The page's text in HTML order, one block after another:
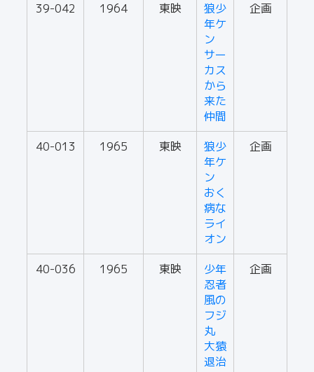
39-042 1964 東映
狼少
年ケ
ン
サー
カス
から
来た
仲間
企画
40-013 1965 東映
狼少
年ケ
ン
おく
病な
ライ
オン
企画
40-036 1965 東映
少年
忍者
風の
フジ
丸
大猿
退治
企画